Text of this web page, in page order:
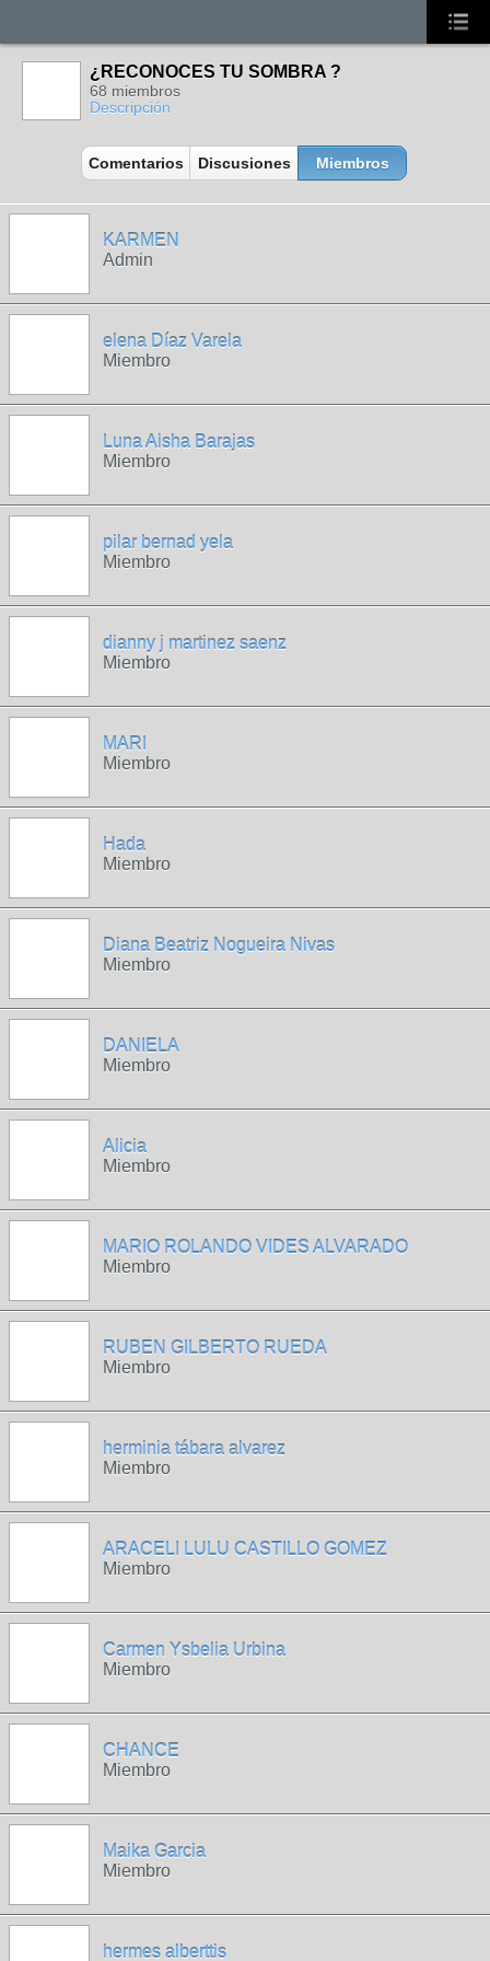
¿RECONOCES TU SOMBRA ?
68 miembros
Descripción
Comentarios Discusiones Miembros
KARMEN
Admin
elena Díaz Varela
Miembro
Luna Aisha Barajas
Miembro
pilar bernad yela
Miembro
dianny j martinez saenz
Miembro
MARI
Miembro
Hada
Miembro
Diana Beatriz Nogueira Nivas
Miembro
DANIELA
Miembro
Alicia
Miembro
MARIO ROLANDO VIDES ALVARADO
Miembro
RUBEN GILBERTO RUEDA
Miembro
herminia tábara alvarez
Miembro
ARACELI LULU CASTILLO GOMEZ
Miembro
Carmen Ysbelia Urbina
Miembro
CHANCE
Miembro
Maika Garcia
Miembro
hermes alberttis